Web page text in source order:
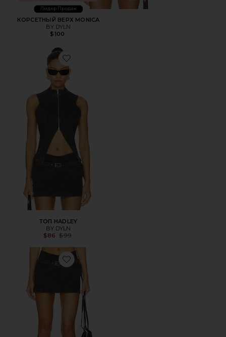
Лидер Продаж
КОРСЕТНЫЙ ВЕРХ MONICA
BY.DYLN
$100
Favorite ТОП HADLEY
ТОП HADLEY
BY.DYLN
$86
Previous price:
$99
Favorite ЮБКА RENAE